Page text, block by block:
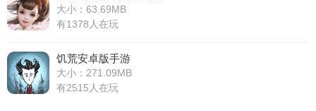
大小：63.69MB
有1378人在玩
饥荒安卓版手游
大小：271.09MB
有2515人在玩